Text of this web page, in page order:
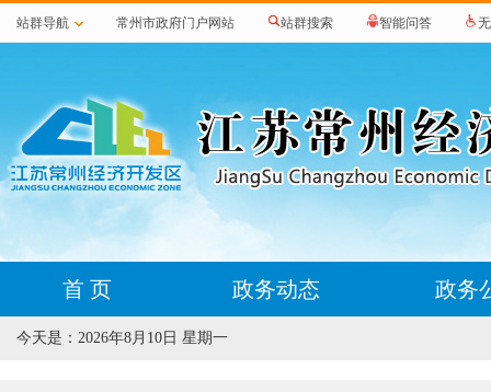
站群导航 常州市政府门户网站 站群搜索 智能问答
首 页 政务动态 政务
今天是： 2026年8月10日 星期一